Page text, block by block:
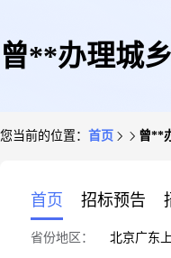
曾**办理城
您当前的位置： 首页 曾**
首页 招标预告
省份地区： 北京广东